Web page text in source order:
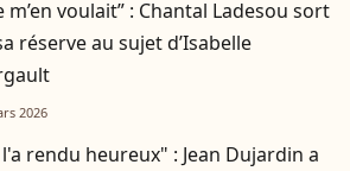
m’en voulait” : Chantal Ladesou sort
réserve au sujet d’Isabelle
2026
l'a rendu heureux" : Jean Dujardin a